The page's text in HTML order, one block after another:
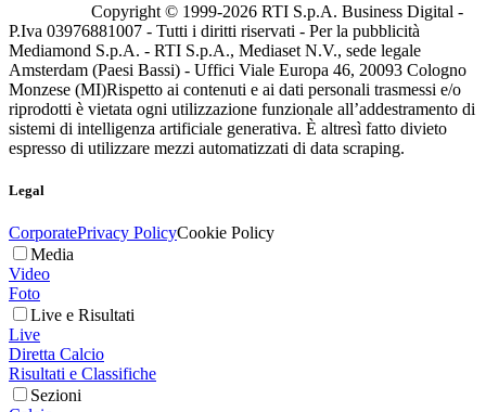
Copyright © 1999-2026 RTI S.p.A. Business Digital -
P.Iva 03976881007 - Tutti i diritti riservati - Per la pubblicità
Mediamond S.p.A. - RTI S.p.A., Mediaset N.V., sede legale
Amsterdam (Paesi Bassi) - Uffici Viale Europa 46, 20093 Cologno
Monzese (MI)Rispetto ai contenuti e ai dati personali trasmessi e/o
riprodotti è vietata ogni utilizzazione funzionale all’addestramento di
sistemi di intelligenza artificiale generativa. È altresì fatto divieto
espresso di utilizzare mezzi automatizzati di data scraping.
Legal
CorporatePrivacy PolicyCookie Policy
Media
Video
Foto
Live e Risultati
Live
Diretta Calcio
Risultati e Classifiche
Sezioni